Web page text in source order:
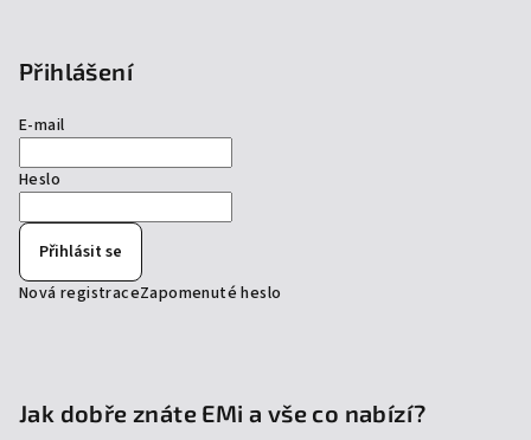
Přihlášení
E-mail
Heslo
Přihlásit se
Nová registraceZapomenuté heslo
Jak dobře znáte EMi a vše co nabízí?